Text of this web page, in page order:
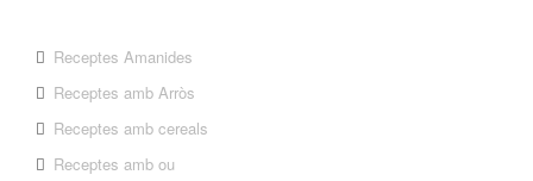
Receptes Amanides
Receptes amb Arròs
Receptes amb cereals
Receptes amb ou